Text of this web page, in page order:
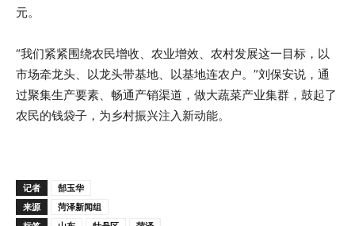
元。
“我们紧紧围绕农民增收、农业增效、农村发展这一目标，以
市场牵龙头、以龙头带基地、以基地连农户。”刘保安说，通
过聚集生产要素、畅通产销渠道，做大蔬菜产业集群，鼓起了
农民的钱袋子，为乡村振兴注入新动能。
记者
郜玉华
来源
菏泽新闻组